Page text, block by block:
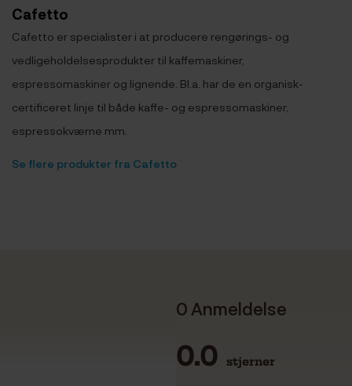
Cafetto
Cafetto er specialister i at producere rengørings- og
vedligeholdelsesprodukter til kaffemaskiner,
espressomaskiner og lignende. Bl.a. har de en organisk-
certificeret linje til både kaffe- og espressomaskiner,
espressokværne mm.
Se flere produkter fra Cafetto
0 Anmeldelse
0.0 stjerner